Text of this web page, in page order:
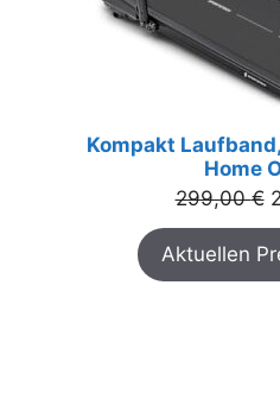
Kompakt
Home
299,00€
Aktuellen